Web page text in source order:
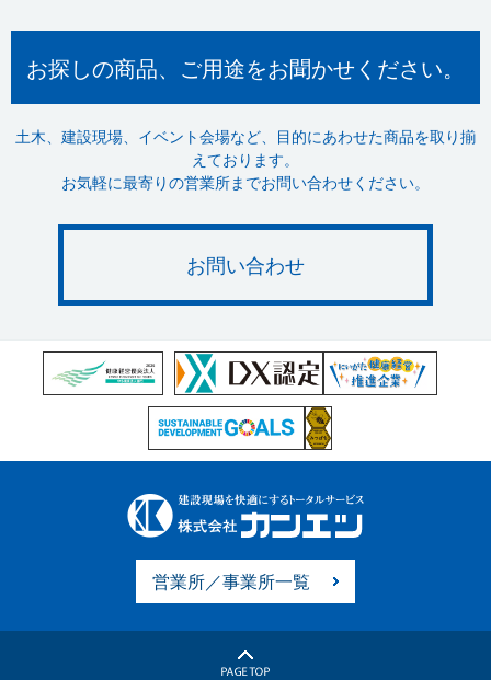
お探しの商品、ご用途をお聞かせください。
土木、建設現場、イベント会場など、目的にあわせた商品を取り揃
えております。
お気軽に最寄りの営業所までお問い合わせください。
お問い合わせ
営業所／事業所一覧